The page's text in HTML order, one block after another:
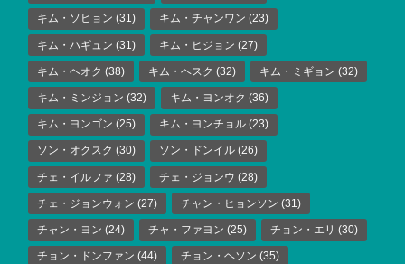
キム・ソヒョン (31) キム・チャンワン (23)
キム・ハギュン (31) キム・ヒジョン (27)
キム・ヘオク (38) キム・ヘスク (32) キム・ミギョン (32)
キム・ミンジョン (32) キム・ヨンオク (36)
キム・ヨンゴン (25) キム・ヨンチョル (23)
ソン・オクスク (30) ソン・ドンイル (26)
チェ・イルファ (28) チェ・ジョンウ (28)
チェ・ジョンウォン (27) チャン・ヒョンソン (31)
チャン・ヨン (24) チャ・ファヨン (25) チョン・エリ (30)
チョン・ドンファン (44) チョン・ヘソン (35)